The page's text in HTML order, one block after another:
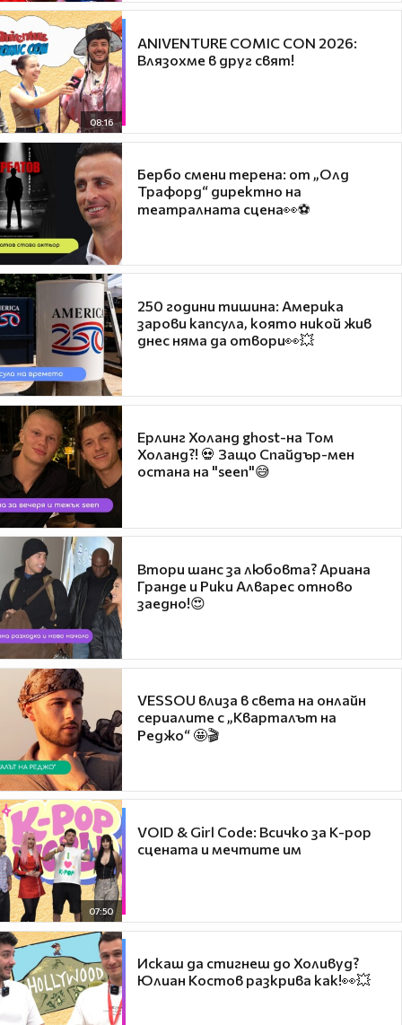
08:16
ANIVENTURE COMIC CON 2026:
Влязохме в друг свят!
Бербо смени терена: от „Олд
Трафорд“ директно на
театралната сцена👀⚽
250 години тишина: Америка
зарови капсула, която никой жив
днес няма да отвори👀💥
Ерлинг Холанд ghost-на Том
Холанд?! 💀 Защо Спайдър-мен
остана на "seen"😅
Втори шанс за любовта? Ариана
Гранде и Рики Алварес отново
заедно!😍
VESSOU влиза в света на онлайн
сериалите с „Кварталът на
Реджо“ 🤩🎬
07:50
VOID & Girl Code: Всичко за K-pop
сцената и мечтите им
Искаш да стигнеш до Холивуд?
Юлиан Костов разкрива как!👀💥